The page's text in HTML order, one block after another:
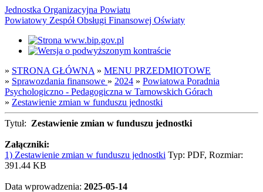
Jednostka Organizacyjna Powiatu
Powiatowy Zespół Obsługi Finansowej Oświaty
» STRONA GŁÓWNA » MENU PRZEDMIOTOWE
» Sprawozdania finansowe » 2024 » Powiatowa Poradnia
Psychologiczno - Pedagogiczna w Tarnowskich Górach
» Zestawienie zmian w funduszu jednostki
Tytuł: Zestawienie zmian w funduszu jednostki
Załączniki:
1) Zestawienie zmian w funduszu jednostki Typ: PDF, Rozmiar:
391.44 KB
Data wprowadzenia: 2025-05-14